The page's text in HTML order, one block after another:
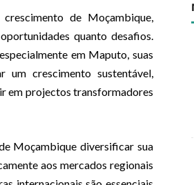
de Moçambique,
quanto desafios.
em Maputo, suas
um crescimento sustentável,
em projectos transformadores
Moçambique diversificar sua
aos mercados regionais